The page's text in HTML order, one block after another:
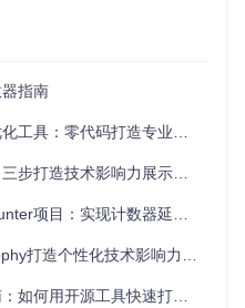
面，还能作为一种非正式的
者来说，这个小功能可以作
你的GitHub个人资料上显示
式以及自定义标签，让计数
指南
码打造专业开发者名片的创新实践
打造技术影响力展示系统
实现计数器延迟显示的技术方案
力展示墙？6个步骤开启开发者品牌差异化优势
源工具快速打造专业开发者品牌